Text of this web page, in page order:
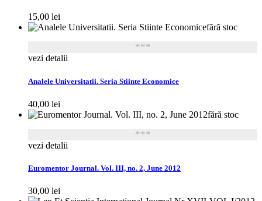
15,00 lei
fără stoc
***
vezi detalii
Analele Universitatii. Seria Stiinte Economice
40,00 lei
fără stoc
***
vezi detalii
Euromentor Journal. Vol. III, no. 2, June 2012
30,00 lei